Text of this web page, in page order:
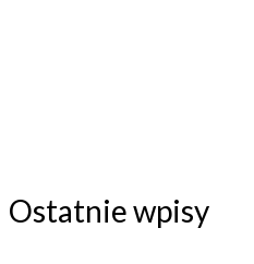
Ostatnie wpisy